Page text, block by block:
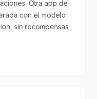
Otra app de
con el modelo
sin recompensas